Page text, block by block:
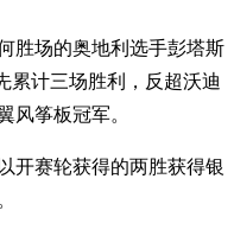
胜场的奥地利选手彭塔斯
累计三场胜利，反超沃迪
风筝板冠军。
开赛轮获得的两胜获得银